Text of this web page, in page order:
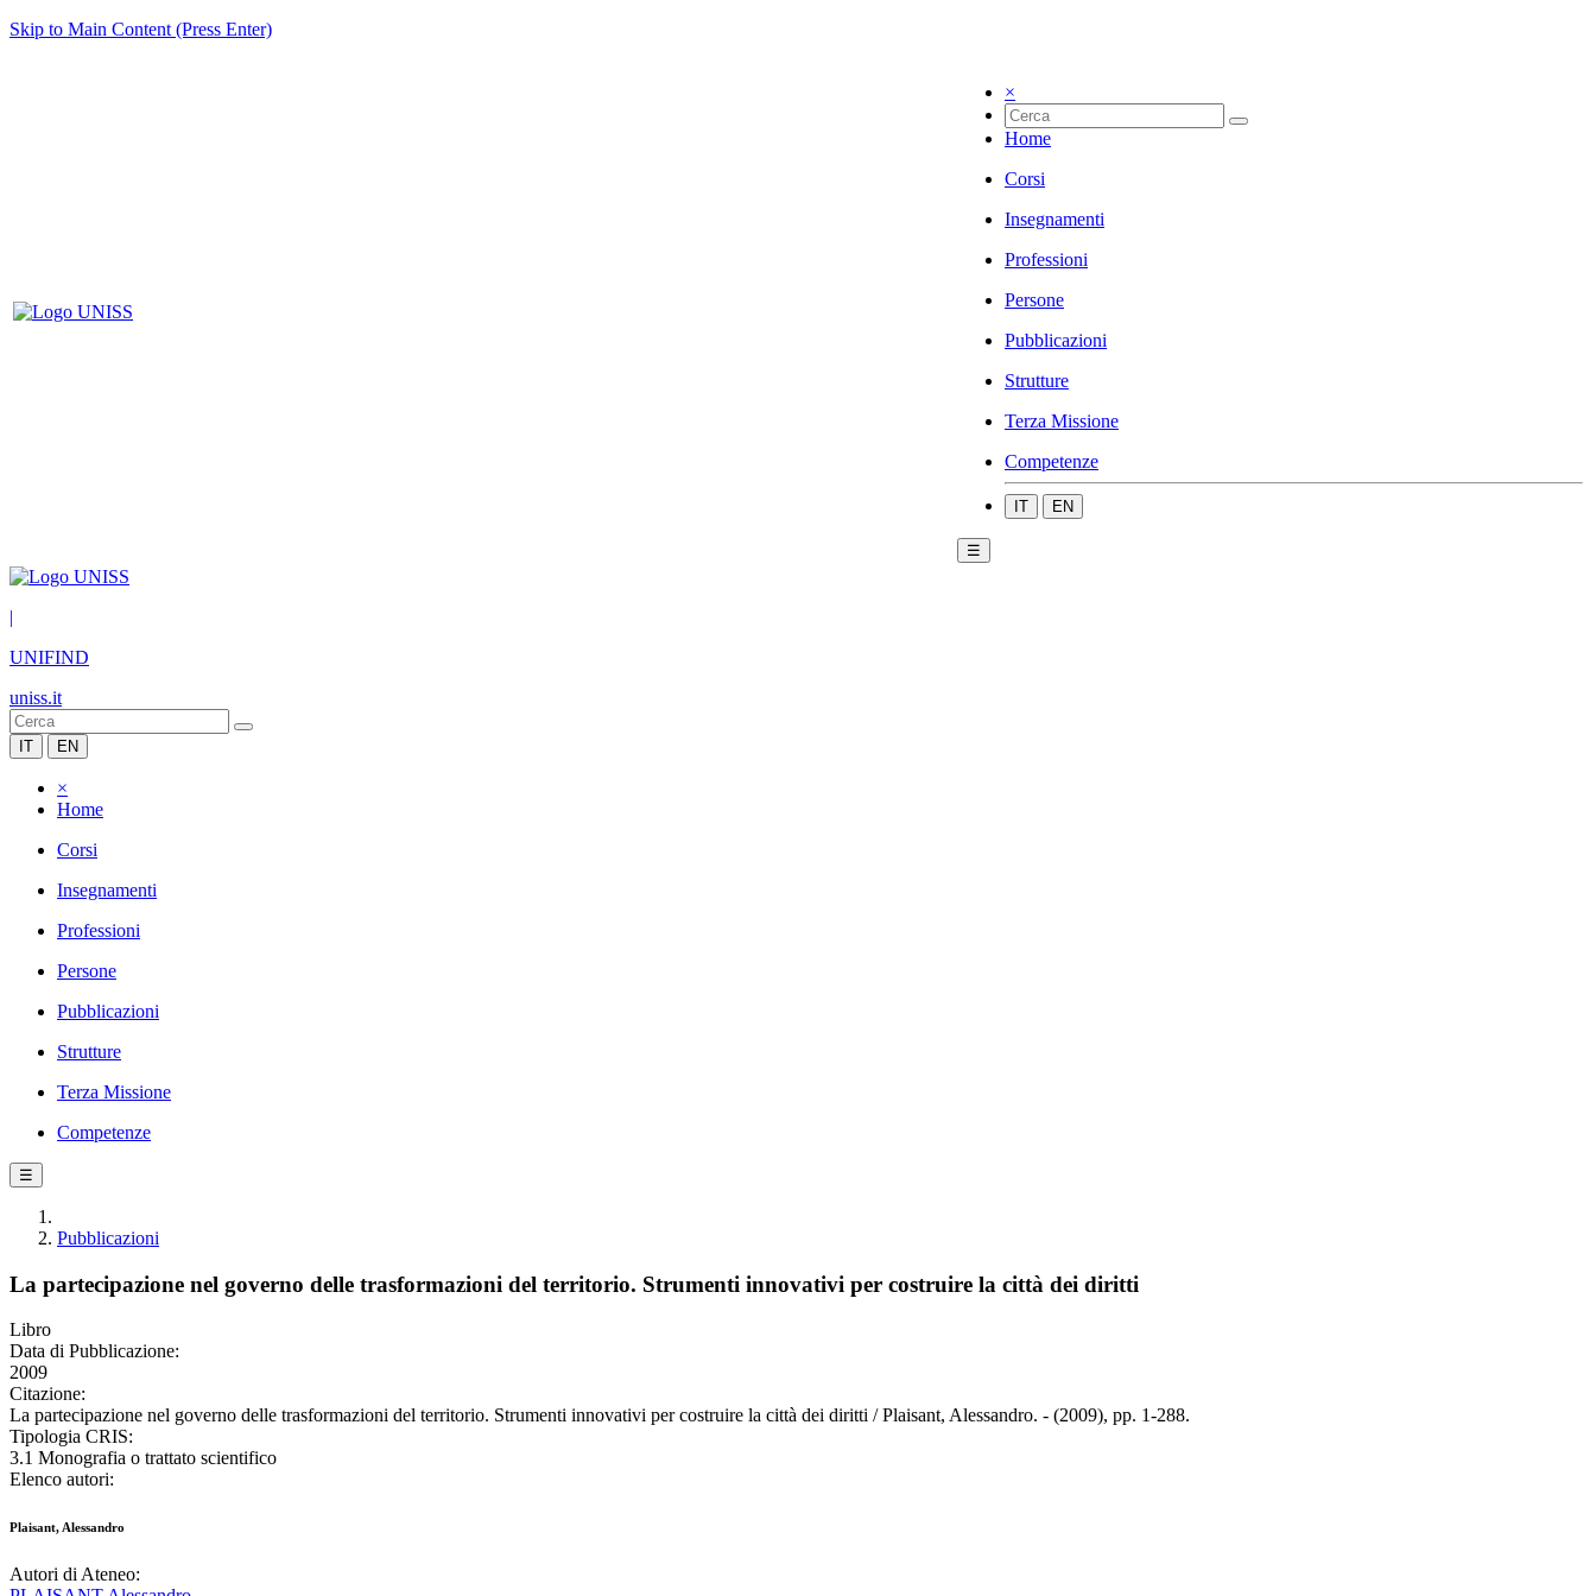
Skip to Main Content (Press Enter)
×
Home
Corsi
Insegnamenti
Professioni
Persone
Pubblicazioni
Strutture
Terza Missione
Competenze
IT EN
☰
|
UNIFIND
uniss.it
IT EN
×
Home
Corsi
Insegnamenti
Professioni
Persone
Pubblicazioni
Strutture
Terza Missione
Competenze
☰
Pubblicazioni
La partecipazione nel governo delle trasformazioni del territorio. Strumenti innovativi per costruire la città dei diritti
Libro
Data di Pubblicazione:
2009
Citazione:
La partecipazione nel governo delle trasformazioni del territorio. Strumenti innovativi per costruire la città dei diritti / Plaisant, Alessandro. - (2009), pp. 1-288.
Tipologia CRIS:
3.1 Monografia o trattato scientifico
Elenco autori:
Plaisant, Alessandro
Autori di Ateneo: